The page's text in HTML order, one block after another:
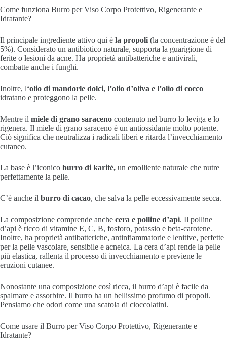
Come funziona Burro per Viso Corpo Protettivo, Rigenerante e
Idratante?
Il principale ingrediente attivo qui è la propoli (la concentrazione è del
5%). Considerato un antibiotico naturale, supporta la guarigione di
ferite o lesioni da acne. Ha proprietà antibatteriche e antivirali,
combatte anche i funghi.
Inoltre, l‘olio di mandorle dolci, l’olio d’oliva e l’olio di cocco
idratano e proteggono la pelle.
Mentre il miele di grano saraceno contenuto nel burro lo leviga e lo
rigenera. Il miele di grano saraceno è un antiossidante molto potente.
Ciò significa che neutralizza i radicali liberi e ritarda l’invecchiamento
cutaneo.
La base è l’iconico burro di karitè, un emolliente naturale che nutre
perfettamente la pelle.
C’è anche il burro di cacao, che salva la pelle eccessivamente secca.
La composizione comprende anche cera e polline d’api. Il polline
d’api è ricco di vitamine E, C, B, fosforo, potassio e beta-carotene.
Inoltre, ha proprietà antibatteriche, antinfiammatorie e lenitive, perfette
per la pelle vascolare, sensibile e acneica. La cera d’api rende la pelle
più elastica, rallenta il processo di invecchiamento e previene le
eruzioni cutanee.
Nonostante una composizione così ricca, il burro d’api è facile da
spalmare e assorbire. Il burro ha un bellissimo profumo di propoli.
Pensiamo che odori come una scatola di cioccolatini.
Come usare il Burro per Viso Corpo Protettivo, Rigenerante e
Idratante?